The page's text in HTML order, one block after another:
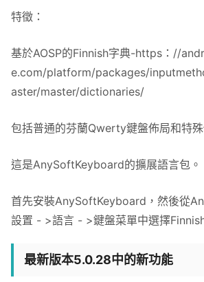
特徵：
基於AOSP的Finnish字典-https：//
e.com/platform/packages/
aster/master/dictionaries/
包括普通的芬蘭Qwerty鍵盤佈局和特
這是AnySoftKeyboard的擴展語言包。
首先安裝AnySoftKeyboard，然後從
設置 - >語言 - >鍵盤菜單中選擇
最新版本5.0.28中的新功能